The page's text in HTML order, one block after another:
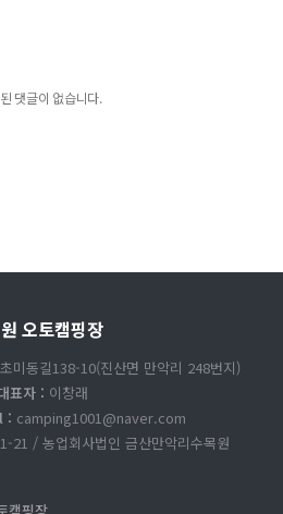
댓글이 없습니다.
오토캠핑장
미동길138-10(진산면 만악리 248번지)
표자 : 이창래
: camping1001@naver.com
21 / 농업회사법인 금산만악리수목원